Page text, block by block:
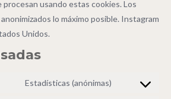
usando estas cookies. Los
lo máximo posible. Instagram
Unidos.
Estadísticas (anónimas)